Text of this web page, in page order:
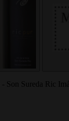
Son Sureda Ric